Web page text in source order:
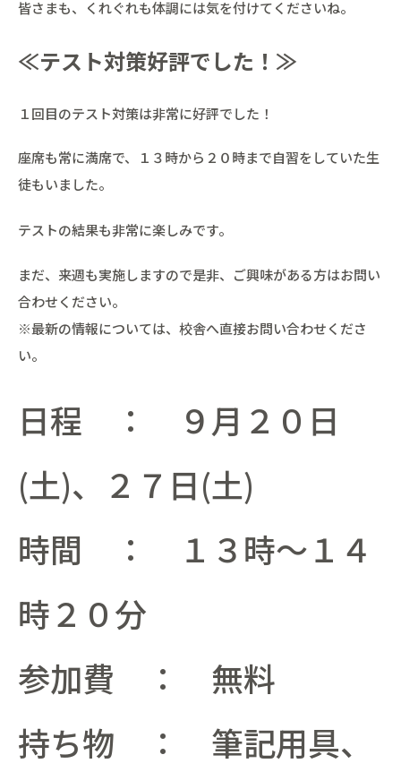
皆さまも、くれぐれも体調には気を付けてくださいね。
≪テスト対策好評でした！≫
１回目のテスト対策は非常に好評でした！
座席も常に満席で、１３時から２０時まで自習をしていた生
徒もいました。
テストの結果も非常に楽しみです。
まだ、来週も実施しますので是非、ご興味がある方はお問い
合わせください。
※最新の情報については、校舎へ直接お問い合わせくださ
い。
日程 ： ９月２０日
(土)、２７日(土)
時間 ： １３時～１４
時２０分
参加費 ： 無料
持ち物 ： 筆記用具、